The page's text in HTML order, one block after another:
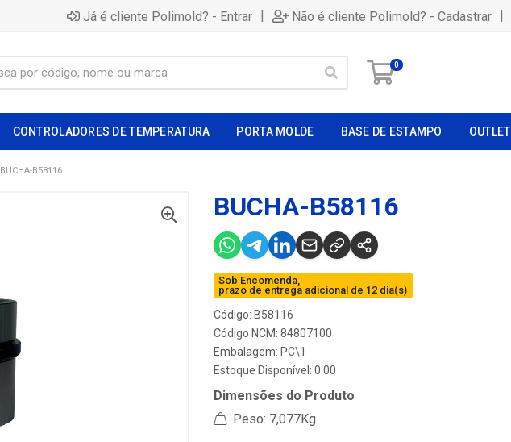
Já é cliente Polimold? - Entrar | Não é cliente Polimold? - Cadastrar |
0
CONTROLADORES DE TEMPERATURA PORTA MOLDE BASE DE ESTAMPO OUTLET
BUCHA-B58116
BUCHA-B58116
Sob Encomenda,
prazo de entrega adicional de 12 dia(s)
Código: B58116
Código NCM: 84807100
Embalagem: PC\1
Estoque Disponível: 0.00
Dimensões do Produto
Peso: 7,077Kg